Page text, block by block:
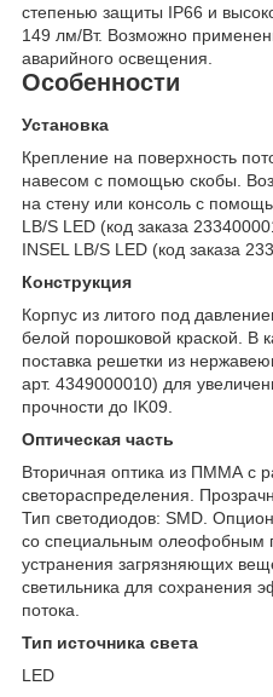
степенью защиты IP66 и
149 лм/Вт. Возможно
аварийного освещения.
Особенности
Установка
Крепление на поверхность
навесом c помощью скобы.
на стену или консоль с
LB/S LED (код заказа
INSEL LB/S LED (код заказа
Конструкция
Корпус из литого под
белой порошковой краской. В
поставка решетки из
арт. 4349000010) для
прочности до IK09.
Оптическая часть
Вторичная оптика из ПММА с
светораспределения.
Тип светодиодов: SMD.
со специальным олеофобным
устранения загрязняющих
светильника для сохранения
потока.
Тип источника света
LED